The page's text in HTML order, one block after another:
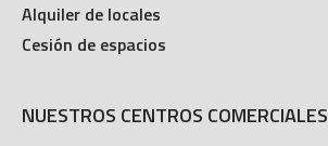
Alquiler de locales
Cesión de espacios
NUESTROS CENTROS COMERCIALES